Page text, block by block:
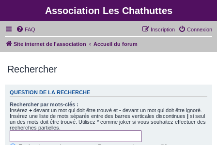
Association Les Chathuttes
FAQ Connexion
Inscription
Site internet de l'association Accueil du forum
Rechercher
QUESTION DE LA RECHERCHE
Rechercher par mots-clés :
Insérez + devant un mot qui doit être trouvé et - devant un mot qui doit être ignoré.
Insérez une liste de mots séparés entre des barres verticales discontinues | si seul
un des mots doit être trouvé. Utilisez * comme joker si vous souhaitez effectuer des
recherches partielles.